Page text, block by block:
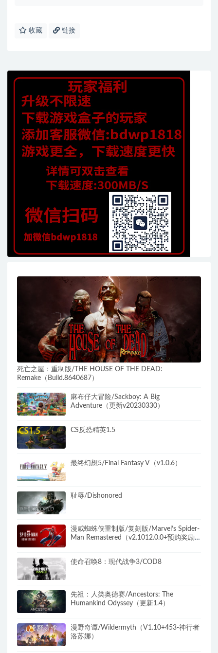
收藏 链接
死亡之屋：重制版/THE HOUSE OF THE DEAD:
Remake（Build.8640687）
麻布仔大冒险/Sackboy: A Big
Adventure（更新v20230330）
CS反恐精英1.5
最终幻想5/Final Fantasy V（v1.0.6）
耻辱/Dishonored
漫威蜘蛛侠重制版/复刻版/Marvel’s Spider-
Man Remastered（v2.1012.0.0+预购奖励
使命召唤8：现代战争3/COD8
先祖：人类奥德赛/Ancestors: The
Humankind Odyssey（更新1.4）
漫野奇谭/Wildermyth（V1.10+453-神行者
洛苏娜）